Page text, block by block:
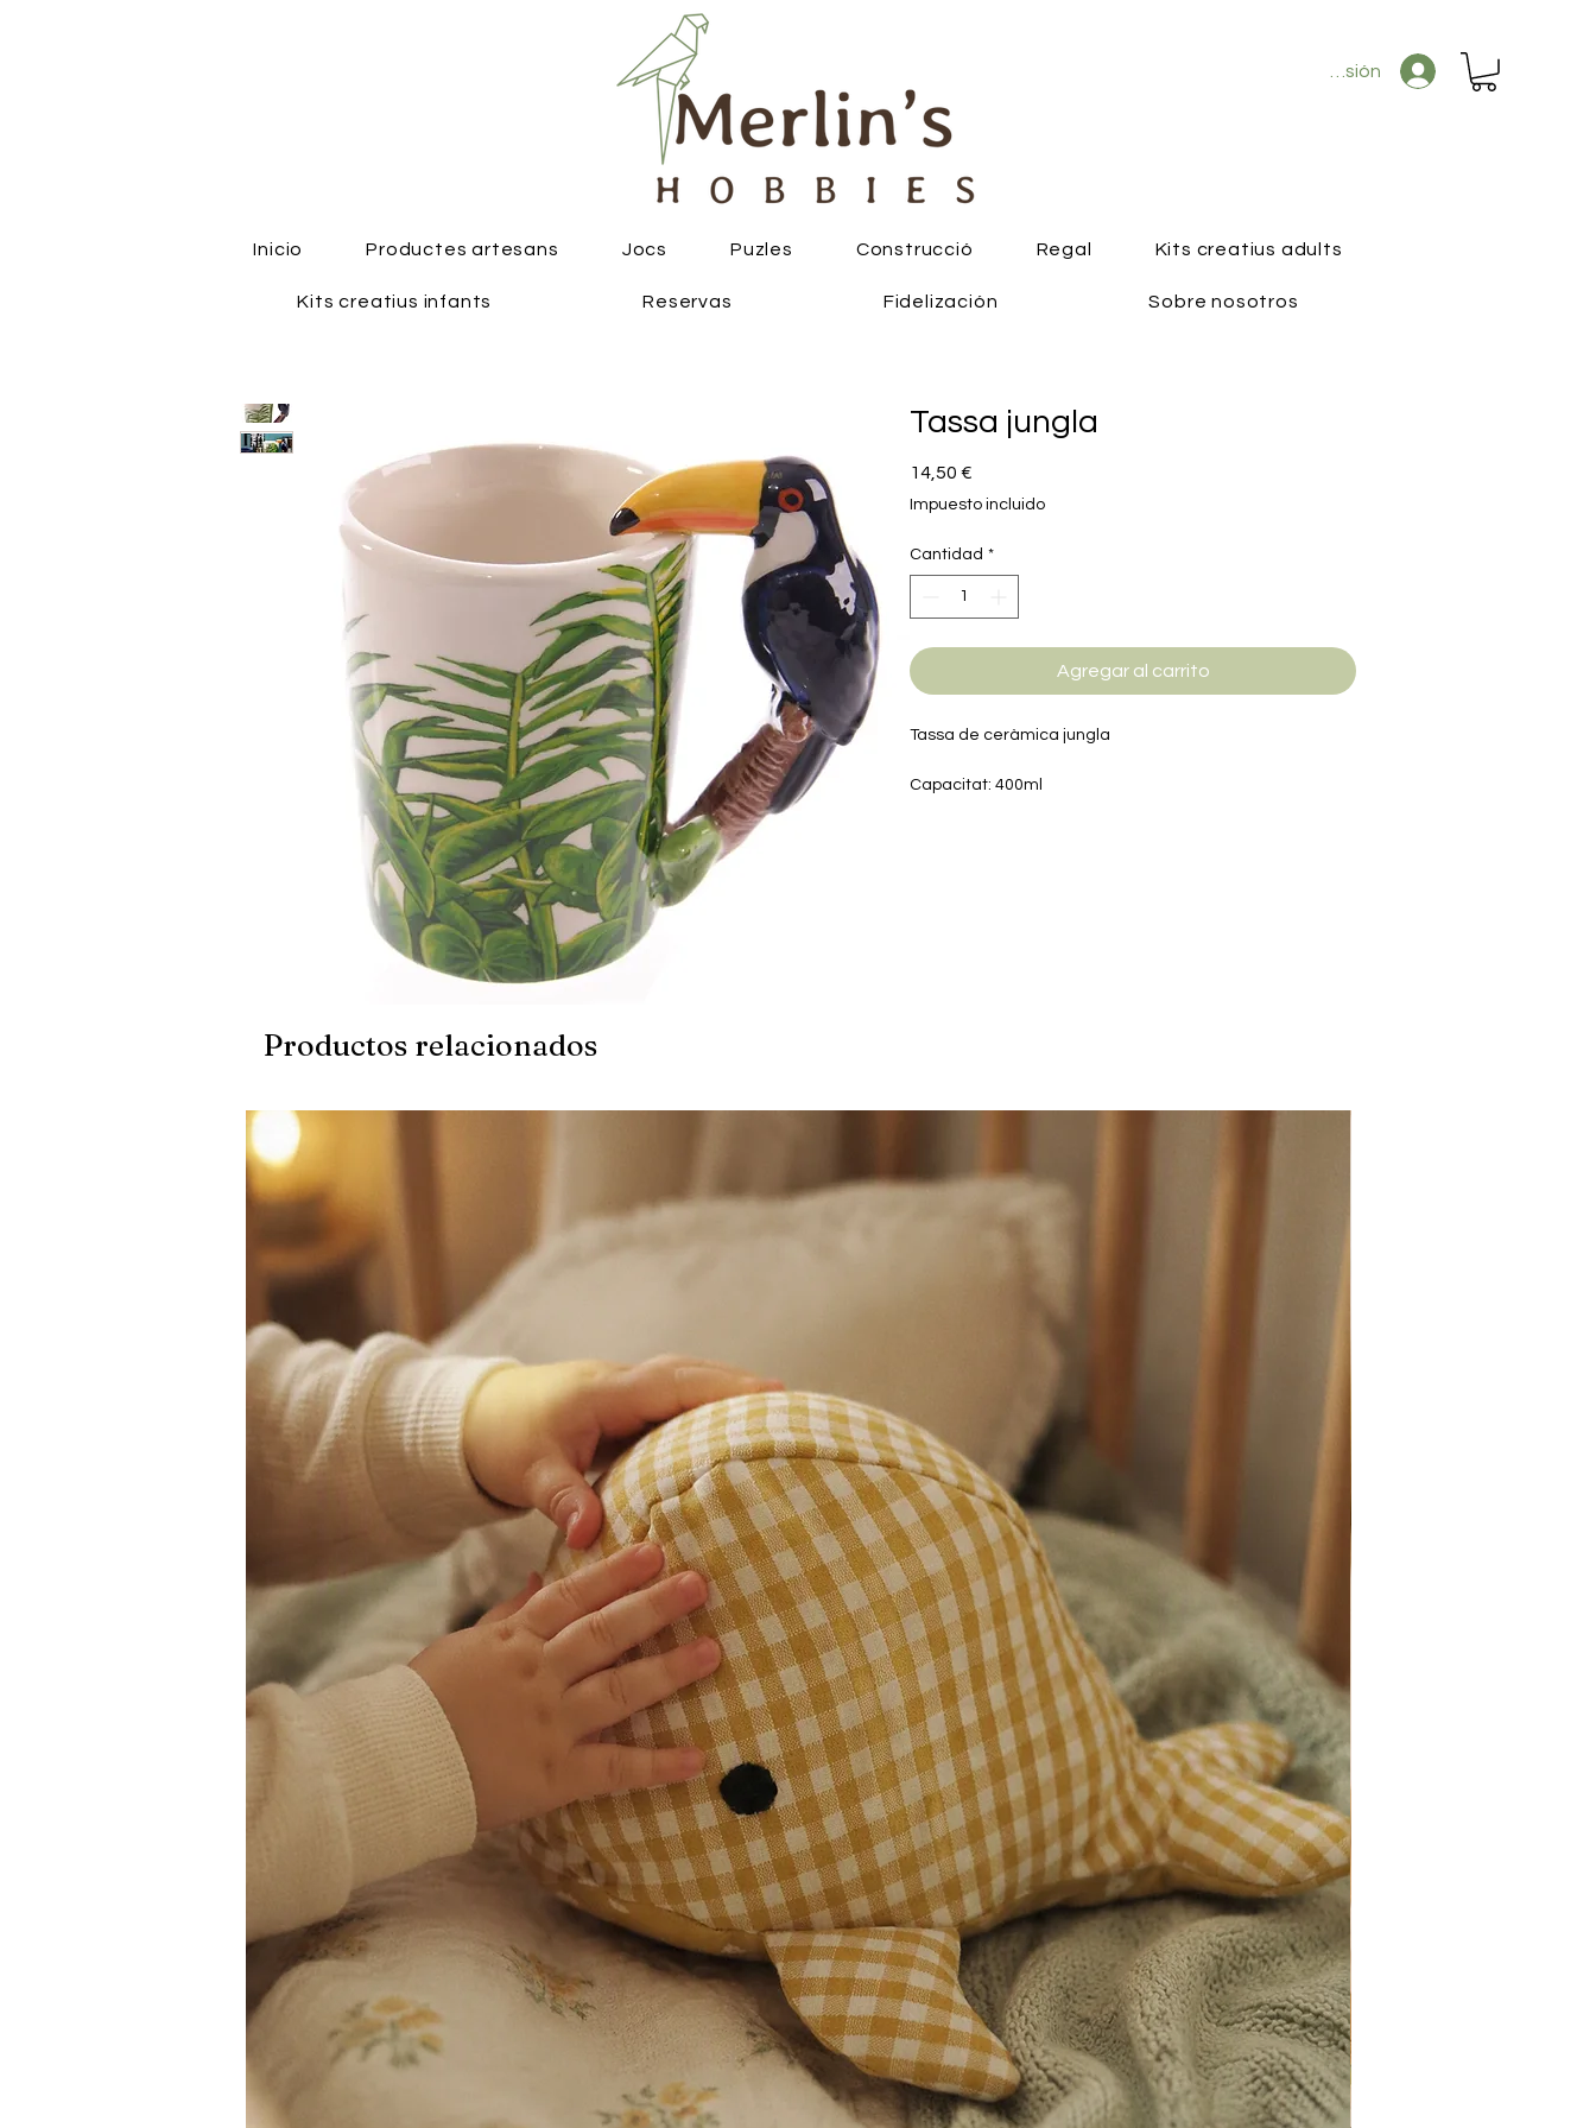
Iniciar sesión
Inicio Productes artesans Jocs Puzles Construcció Regal Kits creatius adults
Kits creatius infants Reservas Fidelización Sobre nosotros
Tassa jungla
14,50 €
Impuesto incluido
Cantidad *
Agregar al carrito
Tassa de ceràmica jungla
Capacitat: 400ml
Productos relacionados